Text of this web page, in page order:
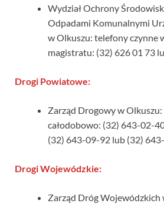
Wydział Ochrony
Odpadami Komunalnymi
w Olkuszu: telefony czynne
magistratu: (32) 626 01 73
Drogi Powiatowe:
Zarząd Drogowy w
całodobowo: (32) 643-02-
(32) 643-09-92 lub (32)
Drogi Wojewódzkie:
Zarząd Dróg Wojewódzkich